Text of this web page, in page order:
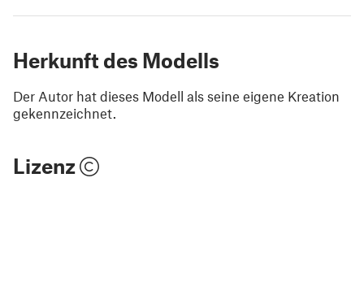
Herkunft des Modells
Der Autor hat dieses Modell als seine eigene Kreation
gekennzeichnet.
Lizenz